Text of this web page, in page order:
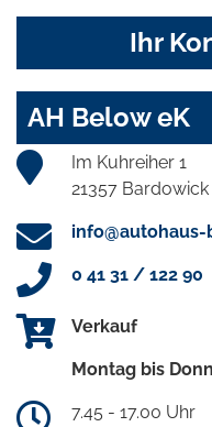
Ihr
AH Below eK
Im Kuhreiher 1
21357 Bardowick
0 41 31 / 122 90
Verkauf
Montag bis
7.45 - 17.00 Uhr